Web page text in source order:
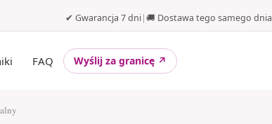
✔ Gwarancja 7 dni|🚚 Dostawa tego samego dnia
FAQ Wyślij za granicę ↗